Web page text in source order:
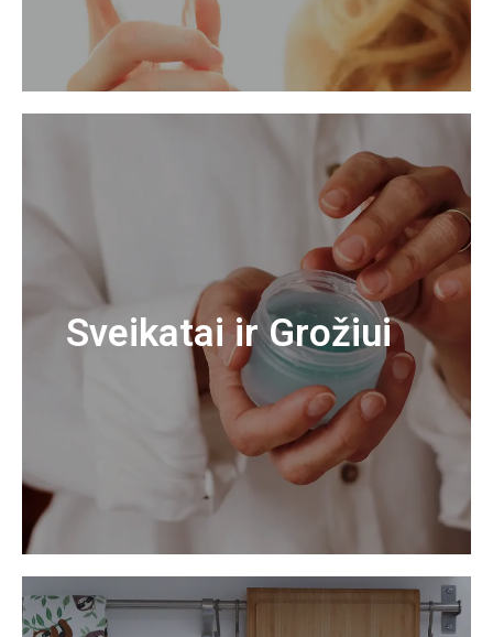
Sveikatai ir Grožiui